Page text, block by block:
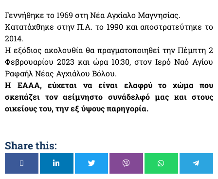
Γεννήθηκε το 1969 στη Νέα Αγχίαλο Μαγνησίας.
Κατατάχθηκε στην Π.Α. το 1990 και αποστρατεύτηκε το
2014.
Η εξόδιος ακολουθία θα πραγματοποιηθεί την Πέμπτη 2
Φεβρουαρίου 2023 και ώρα 10:30, στον Ιερό Ναό Αγίου
Ραφαήλ Νέας Αγχιάλου Βόλου.
Η ΕΑΑΑ, εύχεται να είναι ελαφρύ το χώμα που
σκεπάζει τον αείμνηστο συνάδελφό μας και στους
οικείους του, την εξ ύψους παρηγορία.
Share this: